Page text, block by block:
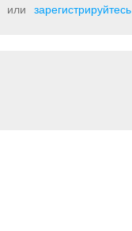
или зарегистрируйтесь